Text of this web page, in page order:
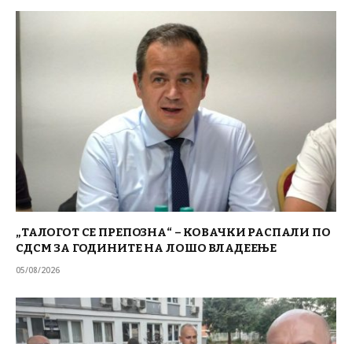
„ТАЛОГОТ СЕ ПРЕПОЗНА“ – КОВАЧКИ РАСПАЛИ ПО
СДСМ ЗА ГОДИНИТЕ НА ЛОШО ВЛАДЕЕЊЕ
05/08/2026